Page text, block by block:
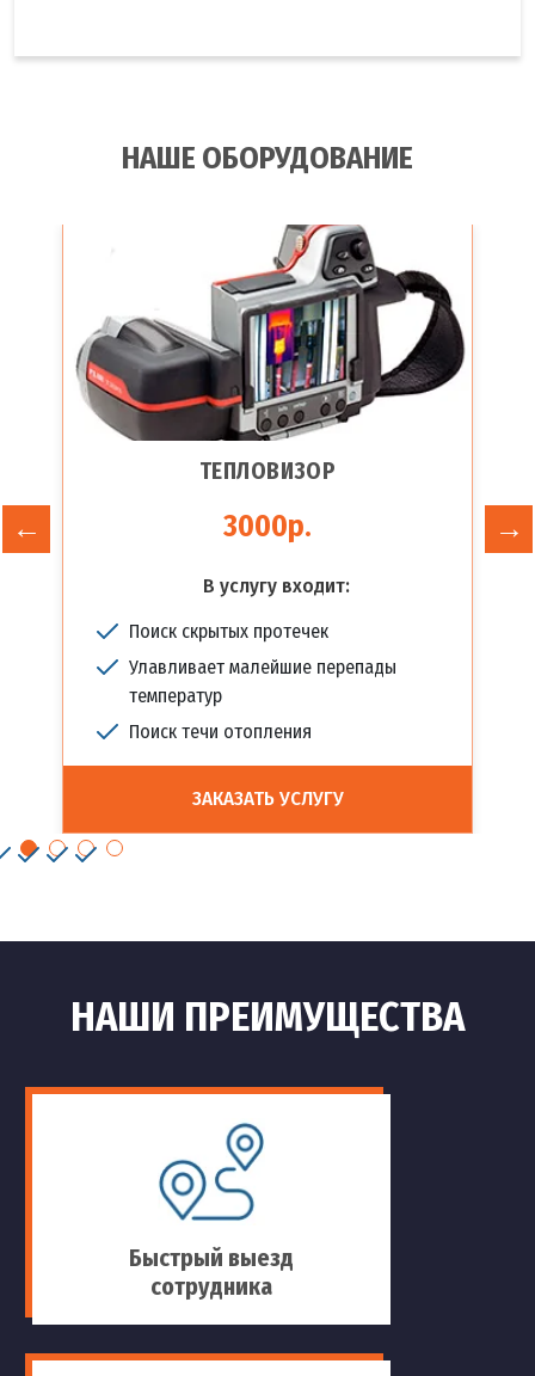
НАШЕ ОБОРУДОВАНИЕ
ТЕПЛОВИЗОР
3000р.
В услугу входит:
Поиск скрытых протечек
Улавливает малейшие перепады
температур
Поиск течи отопления
ЗАКАЗАТЬ УСЛУГУ
НАШИ ПРЕИМУЩЕСТВА
Быстрый выезд
сотрудника